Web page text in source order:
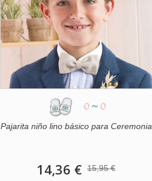
0 ~ 0
Pajarita niño lino básico para Ceremonia.
14,36 € 15,95 €